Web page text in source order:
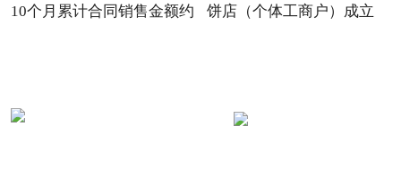
10个月累计合同销售金额约
饼店（个体工商户）成立